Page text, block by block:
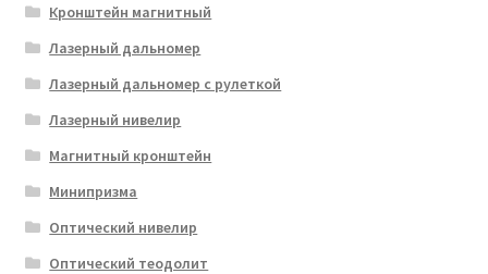
Кронштейн магнитный
Лазерный дальномер
Лазерный дальномер с рулеткой
Лазерный нивелир
Магнитный кронштейн
Минипризма
Оптический нивелир
Оптический теодолит